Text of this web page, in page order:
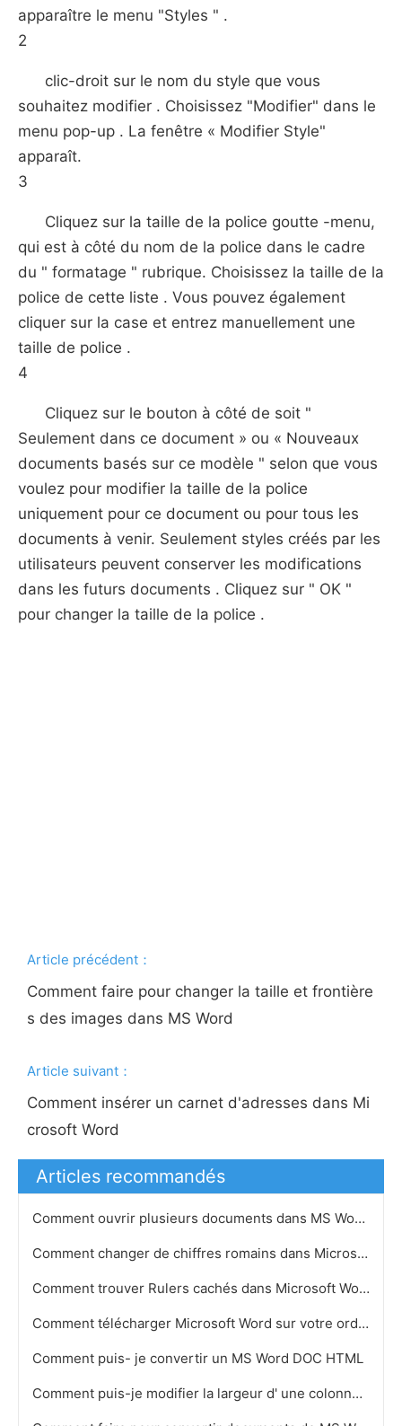
apparaître le menu "Styles " .
2
clic-droit sur le nom du style que vous
souhaitez modifier . Choisissez "Modifier" dans le
menu pop-up . La fenêtre « Modifier Style"
apparaît.
3
Cliquez sur la taille de la police goutte -menu,
qui est à côté du nom de la police dans le cadre
du " formatage " rubrique. Choisissez la taille de la
police de cette liste . Vous pouvez également
cliquer sur la case et entrez manuellement une
taille de police .
4
Cliquez sur le bouton à côté de soit "
Seulement dans ce document » ou « Nouveaux
documents basés sur ce modèle " selon que vous
voulez pour modifier la taille de la police
uniquement pour ce document ou pour tous les
documents à venir. Seulement styles créés par les
utilisateurs peuvent conserver les modifications
dans les futurs documents . Cliquez sur " OK "
pour changer la taille de la police .
Article précédent：
Comment faire pour changer la taille et frontière
s des images dans MS Word
Article suivant：
Comment insérer un carnet d'adresses dans Mi
crosoft Word
Articles recommandés
Comment ouvrir plusieurs documents dans MS Word
Comment changer de chiffres romains dans Microsoft Word
Comment trouver Rulers cachés dans Microsoft Word
Comment télécharger Microsoft Word sur votre ordinateur avec un disque 2007
Comment puis- je convertir un MS Word DOC HTML
Comment puis-je modifier la largeur d' une colonne dans MS Word 2007